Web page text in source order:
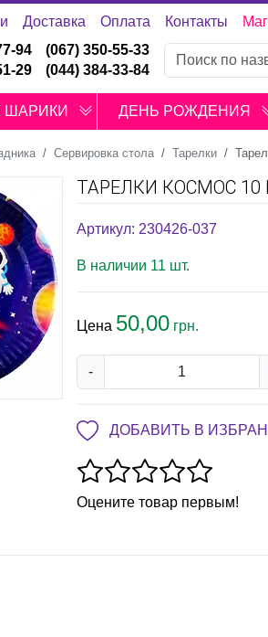
Доставка Оплата Контакты
94
29
(067) 350-55-33
(044) 384-33-84
ШАРИКИ ДЕНЬ РОЖДЕНИЯ
Сервировка стола Тарелки
ТАРЕЛКИ КОСМОС
Артикул: 230426-037
В наличии 11 шт.
Цена 50,00 грн.
-
ДОБАВИТЬ В
Оцените товар первым!